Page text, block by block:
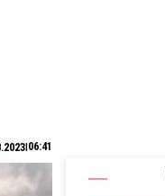
06:41